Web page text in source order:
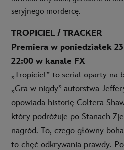
seryjnego mordercę.
TROPICIEL / TRACKER
Premiera w poniedziałek
22:00 w kanale FX
„Tropiciel” to serial oparty na
„Gra w nigdy” autorstwa
opowiada historię Coltera
który podróżuje po Stanach
nagród. To, czego główny
to chęć odkrywania prawdy.